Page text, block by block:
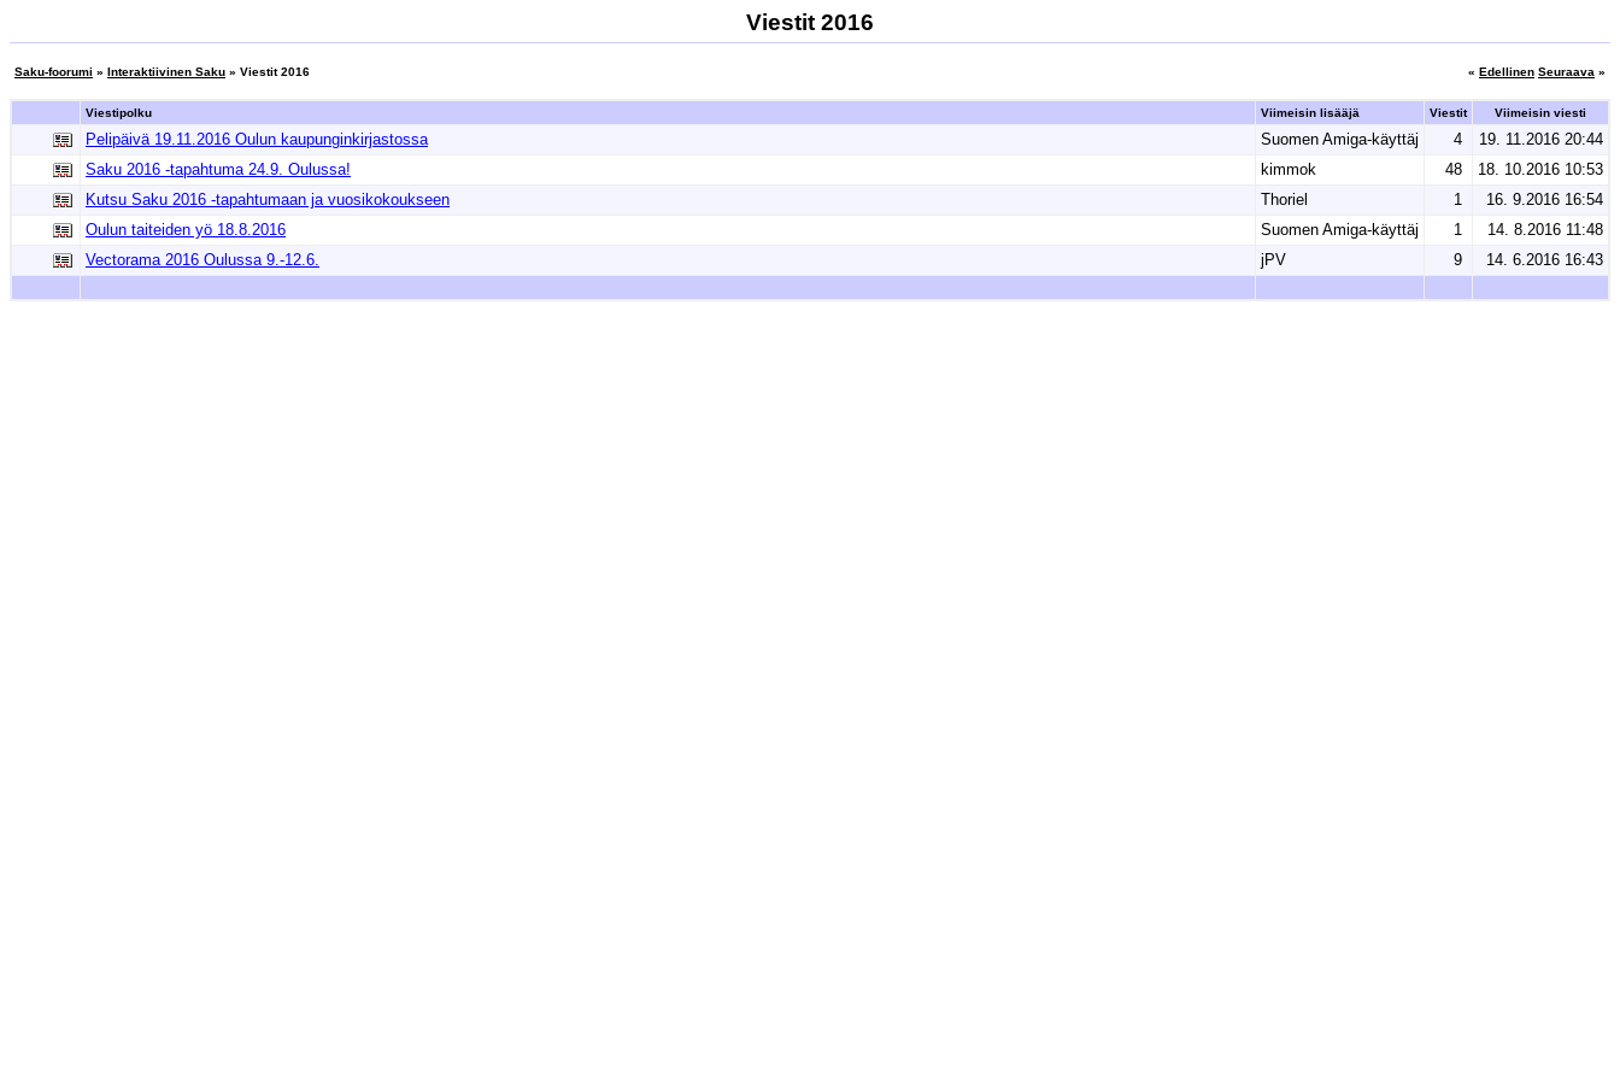
Viestit 2016
Saku-foorumi » Interaktiivinen Saku » Viestit 2016 « Edellinen Seuraava »
Viestipolku Viimeisin lisääjä Viestit Viimeisin viesti
Pelipäivä 19.11.2016 Oulun kaupunginkirjastossa Suomen Amiga-käyttäj 4
19. 11.2016 20:44
Saku 2016 -tapahtuma 24.9. Oulussa!
kimmok 48
18. 10.2016 10:53
Kutsu Saku 2016 -tapahtumaan ja vuosikokoukseen
Thoriel 1
16. 9.2016 16:54
Oulun taiteiden yö 18.8.2016
Suomen Amiga-käyttäj 1
14. 8.2016 11:48
Vectorama 2016 Oulussa 9.-12.6.
jPV 9 14. 6.2016 16:43